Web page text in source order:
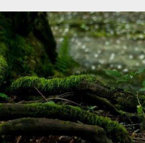
(831)
230-
22-
04